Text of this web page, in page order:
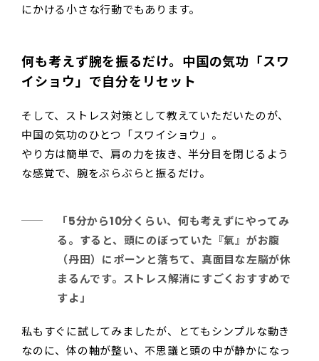
にかける小さな行動でもあります。
何も考えず腕を振るだけ。中国の気功「スワ
イショウ」で自分をリセット
そして、ストレス対策として教えていただいたのが、
中国の気功のひとつ「スワイショウ」。
やり方は簡単で、肩の力を抜き、半分目を閉じるよう
な感覚で、腕をぶらぶらと振るだけ。
「5分から10分くらい、何も考えずにやってみ
る。すると、頭にのぼっていた『氣』がお腹
（丹田）にポーンと落ちて、真面目な左脳が休
まるんです。ストレス解消にすごくおすすめで
すよ」
私もすぐに試してみましたが、とてもシンプルな動き
なのに、体の軸が整い、不思議と頭の中が静かになっ